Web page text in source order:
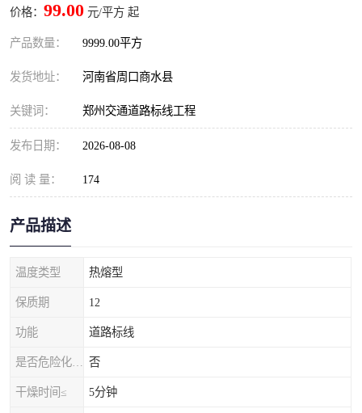
价格： 99.00 元/平方 起
产品数量： 9999.00平方
发货地址： 河南省周口商水县
关键词： 郑州交通道路标线工程
发布日期： 2026-08-08
阅 读 量： 174
产品描述
温度类型 热熔型
保质期 12
功能 道路标线
否
干燥时间≤ 5分钟